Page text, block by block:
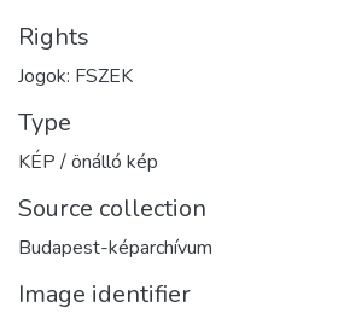
Rights
Jogok: FSZEK
Type
KÉP / önálló kép
Source collection
Budapest-képarchívum
Image identifier